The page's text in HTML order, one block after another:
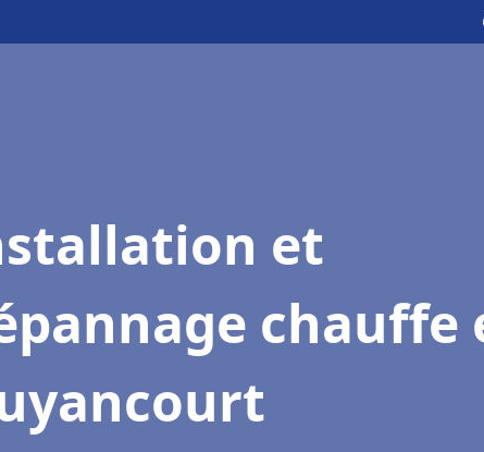
et
chauffe